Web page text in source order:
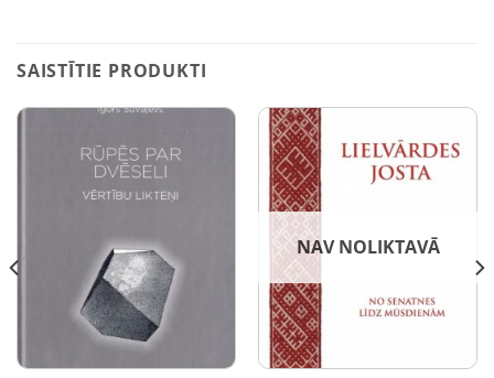
SAISTĪTIE PRODUKTI
NAV NOLIKTAVĀ